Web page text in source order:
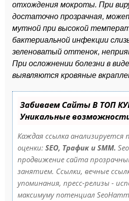
отхождения мокроты. При
достаточно прозрачная,
мутной при высокой
бактериальной инфекции
зеленоватый оттенок,
При осложнении болезни в
выявляются кровяные
Забиваем Сайты В ТОП
Уникальные
Каждая ссылка
оценки: SEO, Трафик и SMM.
продвижение сайта
занятием. Ссылки, вечные
упоминания, пресс-релизы -
максимуму потенциал